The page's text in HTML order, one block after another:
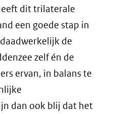
dit trilaterale
een goede stap in
de
zelf én de
ervan, in balans te
dan ook blij dat het